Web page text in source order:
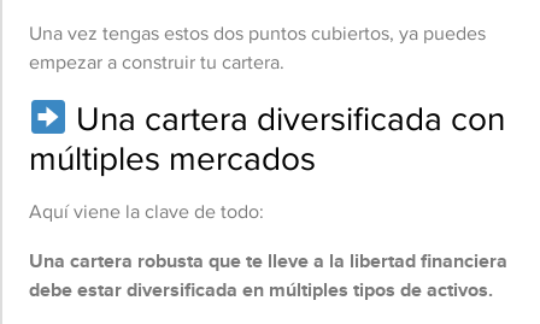
Una vez tengas estos dos puntos cubiertos, ya puedes
empezar a construir tu cartera.
Una cartera diversificada con
múltiples mercados
Aquí viene la clave de todo:
Una cartera robusta que te lleve a la libertad financiera
debe estar diversificada en múltiples tipos de activos.